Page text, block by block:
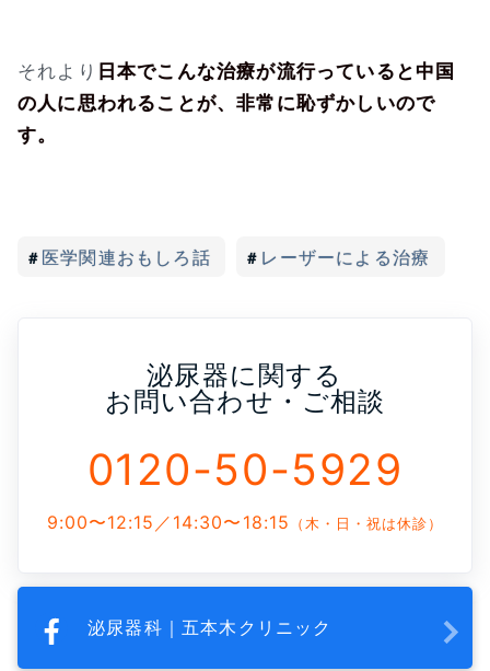
それより 日本でこんな治療が流行っていると中国
の人に思われることが、非常に恥ずかしいので
す。
医学関連おもしろ話 レーザーによる治療
泌尿器に関する
お問い合わせ・ご相談
0120-50-5929
9:00〜12:15／14:30〜18:15 （木・日・祝は休診）
泌尿器科｜五本木クリニック